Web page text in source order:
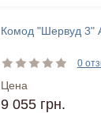
Комод "Шервуд 3"
0
Цена
9 055 грн.